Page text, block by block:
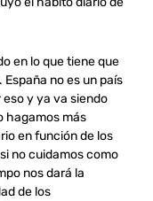
en lo que tiene que
no es un país
y ya va siendo
hagamos más
en función de los
no cuidamos como
nos dará la
de los